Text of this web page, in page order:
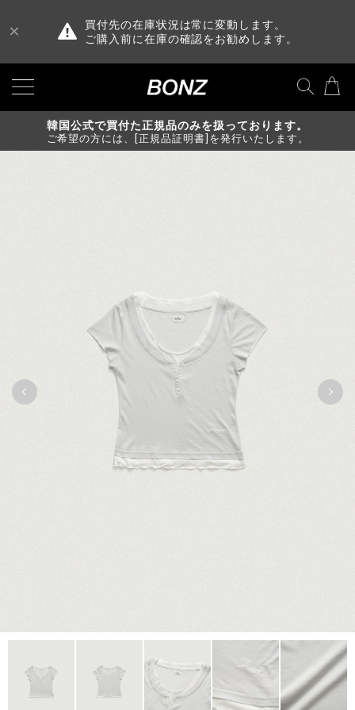
買付先の在庫状況は常に変動します。
ご購入前に在庫の確認をお勧めします。
韓国公式で買付た正規品のみを扱っております。
ご希望の方には、[正規品証明書]を発行いたします。